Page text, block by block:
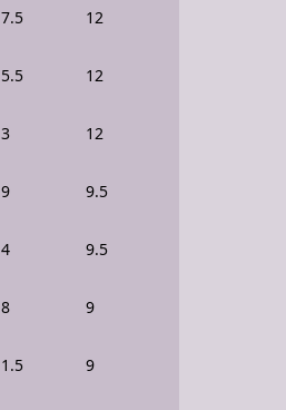
7.5 12
5.5 12
3 12
9 9.5
4 9.5
8 9
1.5 9